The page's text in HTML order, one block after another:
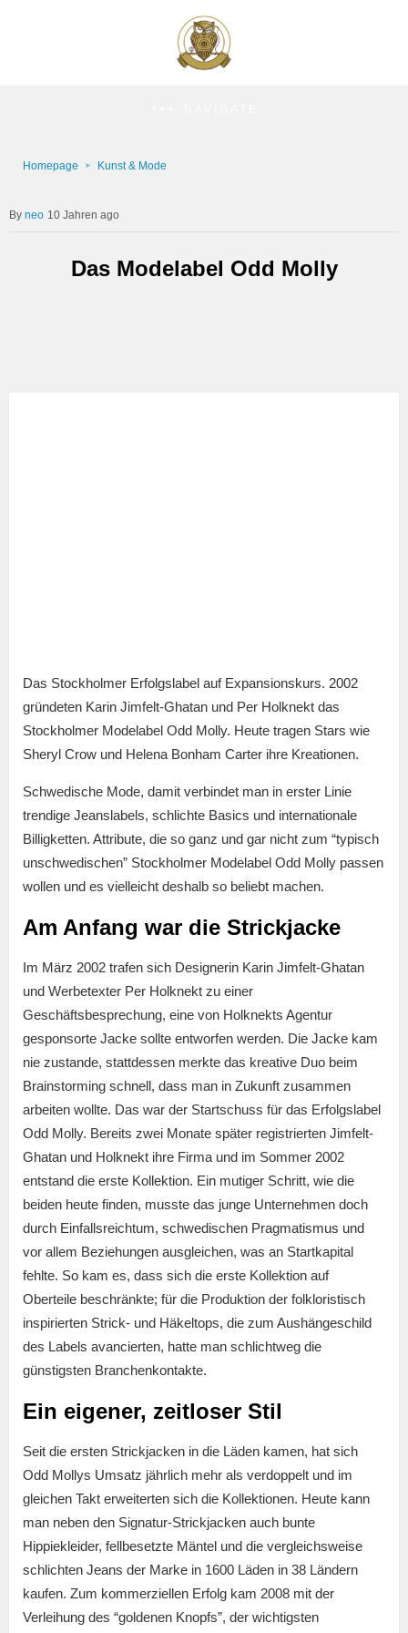
Homepage Kunst & Mode
neo 10 Jahren ago
Das Modelabel Odd Molly
Das Stockholmer Erfolgslabel auf Expansionskurs. 2002
gründeten Karin Jimfelt-Ghatan und Per Holknekt das
Stockholmer Modelabel Odd Molly. Heute tragen Stars wie
Sheryl Crow und Helena Bonham Carter ihre Kreationen.
Schwedische Mode, damit verbindet man in erster Linie
trendige Jeanslabels, schlichte Basics und internationale
Billigketten. Attribute, die so ganz und gar nicht zum “typisch
unschwedischen” Stockholmer Modelabel Odd Molly passen
wollen und es vielleicht deshalb so beliebt machen.
Am Anfang war die Strickjacke
Im März 2002 trafen sich Designerin Karin Jimfelt-Ghatan
und Werbetexter Per Holknekt zu einer
Geschäftsbesprechung, eine von Holknekts Agentur
gesponsorte Jacke sollte entworfen werden. Die Jacke kam
nie zustande, stattdessen merkte das kreative Duo beim
Brainstorming schnell, dass man in Zukunft zusammen
arbeiten wollte. Das war der Startschuss für das Erfolgslabel
Odd Molly. Bereits zwei Monate später registrierten Jimfelt-
Ghatan und Holknekt ihre Firma und im Sommer 2002
entstand die erste Kollektion. Ein mutiger Schritt, wie die
beiden heute finden, musste das junge Unternehmen doch
durch Einfallsreichtum, schwedischen Pragmatismus und
vor allem Beziehungen ausgleichen, was an Startkapital
fehlte. So kam es, dass sich die erste Kollektion auf
Oberteile beschränkte; für die Produktion der folkloristisch
inspirierten Strick- und Häkeltops, die zum Aushängeschild
des Labels avancierten, hatte man schlichtweg die
günstigsten Branchenkontakte.
Ein eigener, zeitloser Stil
Seit die ersten Strickjacken in die Läden kamen, hat sich
Odd Mollys Umsatz jährlich mehr als verdoppelt und im
gleichen Takt erweiterten sich die Kollektionen. Heute kann
man neben den Signatur-Strickjacken auch bunte
Hippiekleider, fellbesetzte Mäntel und die vergleichsweise
schlichten Jeans der Marke in 1600 Läden in 38 Ländern
kaufen. Zum kommerziellen Erfolg kam 2008 mit der
Verleihung des “goldenen Knopfs”, der wichtigsten